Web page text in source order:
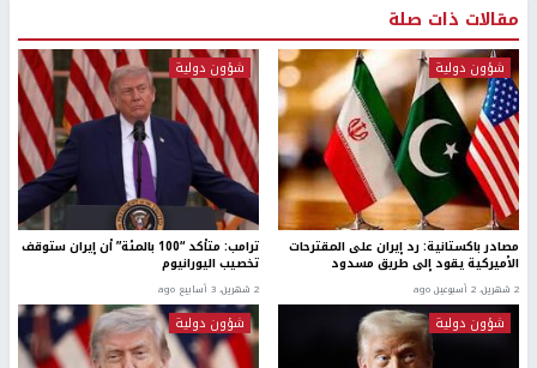
مقالات ذات صلة
شؤون دولية
مصادر باكستانية: رد إيران على المقترحات
الأميركية يقود إلى طريق مسدود
2 شهرين، 2 أسبوعين ago
شؤون دولية
ترامب: متأكد “100 بالمئة” أن إيران ستوقف
تخصيب اليورانيوم
2 شهرين، 3 أسابيع ago
شؤون دولية شؤون دولية